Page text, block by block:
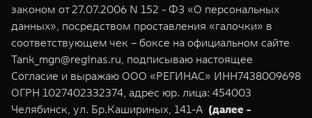
TANK 300
Следуй за открытиями
от 3 999 000 ₽
TANK 400
За пределы возможного
от 5 599 000 ₽
Тест-драйв
Зарядные станции
ПОКУПКА АВТОМОБИЛЯ
TANK Финансы
Калькулятор ТО
Нулевое ТО
Сервис
GWM ТЕХ ДЕНЬ
Новости
законом от 27.07.2006 N 152 - ФЗ «О персональных
данных», посредством проставления «галочки» в
соответствующем чек – боксе на официальном сайте
Tank_mgn@reginas.ru, подписываю настоящее
Согласие и выражаю ООО «РЕГИНАС» ИНН7438009698
ОГРН 1027402332374, адрес юр. лица: 454003
Челябинск, ул. Бр.Кашириных, 141-А (далее -